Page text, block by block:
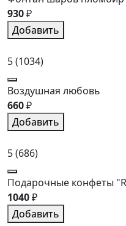
930₽
Добавить
5(1034)
Воздушная любовь
660₽
Добавить
5(686)
Подарочные конфеты
1040₽
Добавить